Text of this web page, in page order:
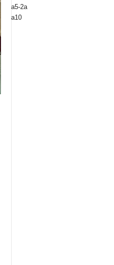
a5-2a
a10